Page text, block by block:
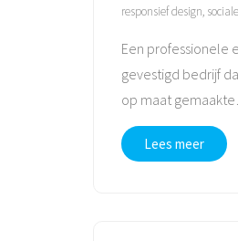
responsief design,
Een professionele
gevestigd bedrijf
op maat gemaakte
Lees meer